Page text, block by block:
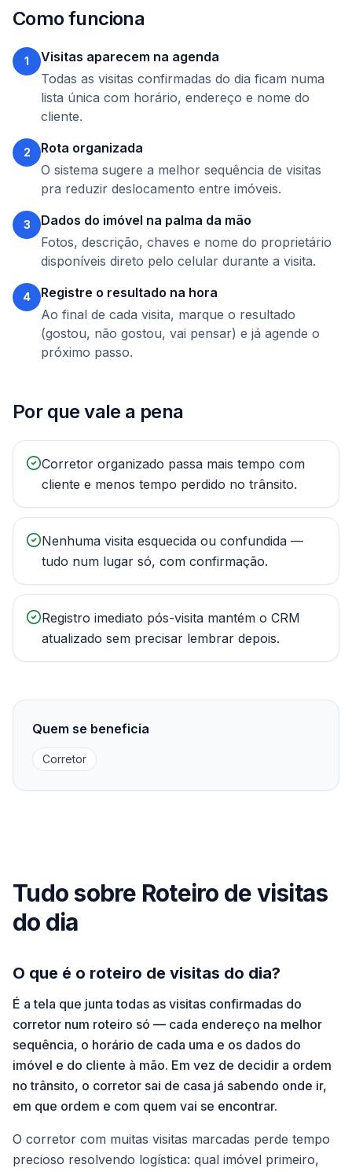
Como funciona
1
Visitas aparecem na agenda
Todas as visitas confirmadas do dia ficam numa
lista única com horário, endereço e nome do
cliente.
2
Rota organizada
O sistema sugere a melhor sequência de visitas
pra reduzir deslocamento entre imóveis.
3
Dados do imóvel na palma da mão
Fotos, descrição, chaves e nome do proprietário
disponíveis direto pelo celular durante a visita.
4
Registre o resultado na hora
Ao final de cada visita, marque o resultado
(gostou, não gostou, vai pensar) e já agende o
próximo passo.
Por que vale a pena
Corretor organizado passa mais tempo com
cliente e menos tempo perdido no trânsito.
Nenhuma visita esquecida ou confundida —
tudo num lugar só, com confirmação.
Registro imediato pós-visita mantém o CRM
atualizado sem precisar lembrar depois.
Quem se beneficia
Corretor
Tudo sobre Roteiro de visitas
do dia
O que é o roteiro de visitas do dia?
É a tela que junta todas as visitas confirmadas do
corretor num roteiro só — cada endereço na melhor
sequência, o horário de cada uma e os dados do
imóvel e do cliente à mão. Em vez de decidir a ordem
no trânsito, o corretor sai de casa já sabendo onde ir,
em que ordem e com quem vai se encontrar.
O corretor com muitas visitas marcadas perde tempo
precioso resolvendo logística: qual imóvel primeiro,